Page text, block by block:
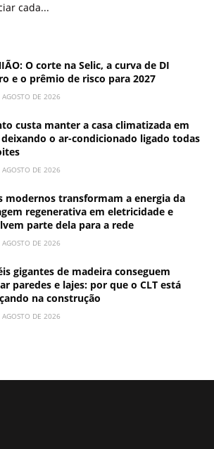
cada...
O corte na Selic, a curva de DI
e o prêmio de risco para 2027
AGOSTO DE 2026
custa manter a casa climatizada em
deixando o ar-condicionado ligado todas
AGOSTO DE 2026
modernos transformam a energia da
regenerativa em eletricidade e
parte dela para a rede
AGOSTO DE 2026
gigantes de madeira conseguem
paredes e lajes: por que o CLT está
na construção
AGOSTO DE 2026